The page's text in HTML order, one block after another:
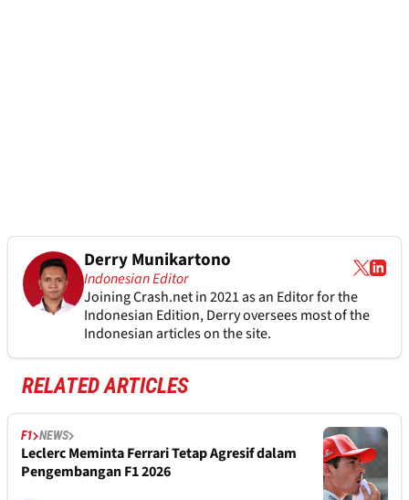
Derry Munikartono
Indonesian Editor
Joining Crash.net in 2021 as an Editor for the
Indonesian Edition, Derry oversees most of the
Indonesian articles on the site.
RELATED ARTICLES
F1 NEWS
Leclerc Meminta Ferrari Tetap Agresif dalam
Pengembangan F1 2026